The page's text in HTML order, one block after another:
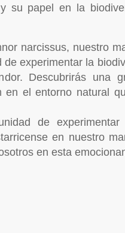
su papel en la
narcissus, nuestro
experimentar la
Descubrirás una
en el entorno natural
de
en nuestro
en esta